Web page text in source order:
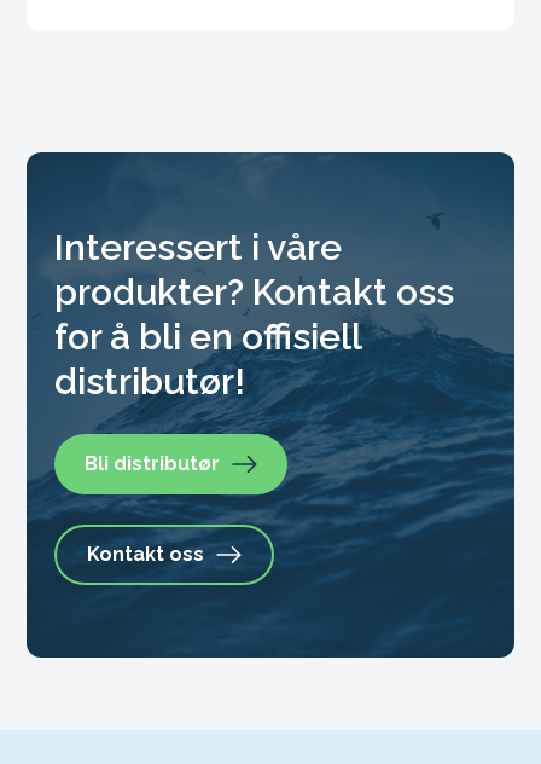
Interessert i våre
produkter? Kontakt oss
for å bli en offisiell
distributør!
Bli distributør
Kontakt oss